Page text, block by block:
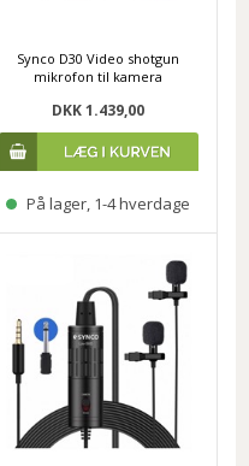
Synco D30 Video shotgun
mikrofon til kamera
DKK 1.439,00
På lager, 1-4 hverdage